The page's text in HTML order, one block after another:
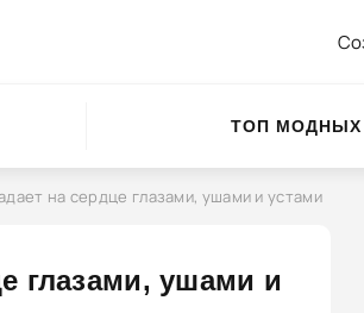
ТОП МОДНЫХ
на сердце глазами, ушами и устами
глазами, ушами и